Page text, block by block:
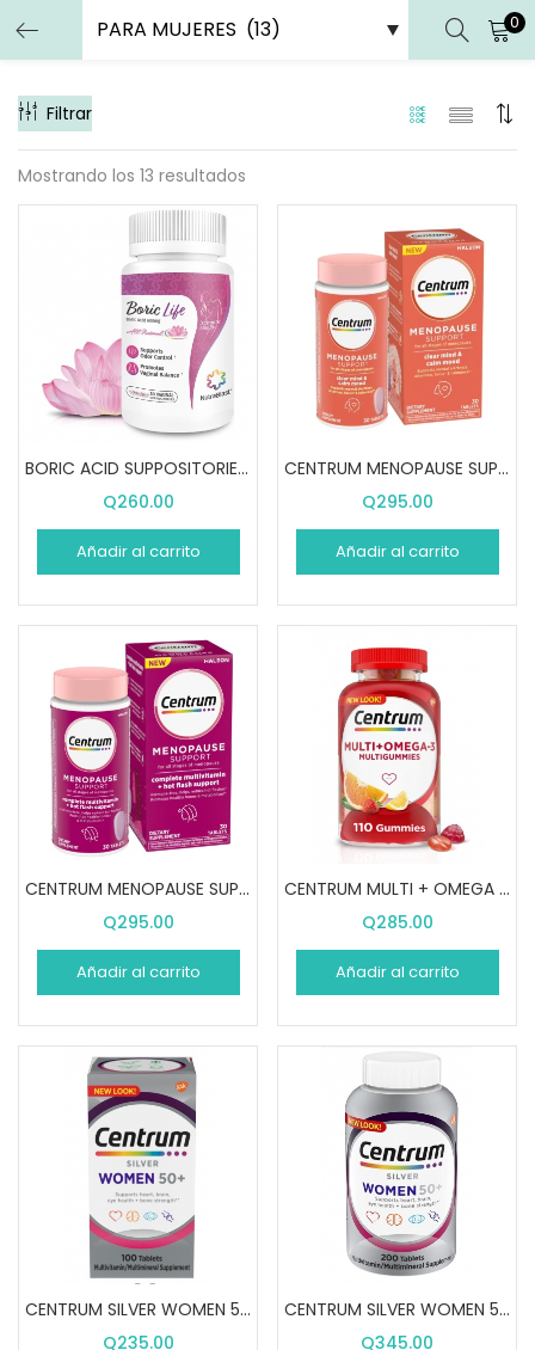
0
Filtrar
Mostrando los 13 resultados
BORIC ACID SUPPOSITORIES (30 SUPOSITORIOS VAGINALES)
Q260.00
Añadir al carrito
CENTRUM MENOPAUSE SUPPORT – CALM (30 PASTILLAS)
Q295.00
Añadir al carrito
CENTRUM MENOPAUSE SUPPORT (30 PASTILLAS)
Q295.00
Añadir al carrito
CENTRUM MULTI + OMEGA 3 (110 GOMITAS)
Q285.00
Añadir al carrito
CENTRUM SILVER WOMEN 50+ (100 PASTILLAS)
Q235.00
CENTRUM SILVER WOMEN 50+ (200 PASTILLAS)
Q345.00
ENTRAR REGISTRARSE
Introduce tu nombre de usuario y contraseña para iniciar
sesión.
Recuérdame
¿Contraseña perdida?